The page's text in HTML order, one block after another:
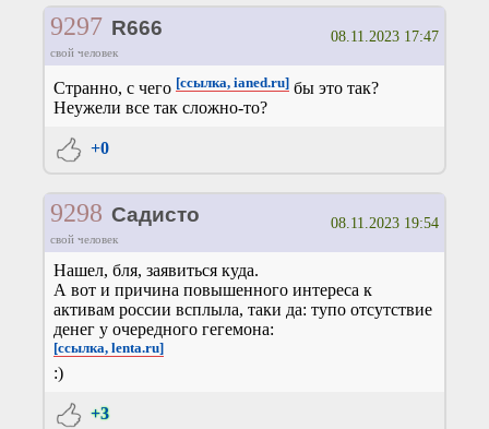
9297 R666
свой человек
08.11.2023 17:47
Странно, с чего [ссылка, ianed.ru] бы это так?
Неужели все так сложно-то?
+0
9298 Садисто
свой человек
08.11.2023 19:54
Нашел, бля, заявиться куда.
А вот и причина повышенного интереса к
активам россии всплыла, таки да: тупо отсутствие
денег у очередного гегемона:
[ссылка, lenta.ru]
:)
+3